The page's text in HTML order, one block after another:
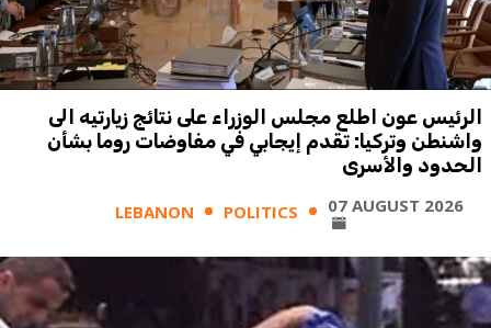
الرئيس عون اطلع مجلس الوزراء على نتائج زيارتيه الى
واشنطن وتركيا: تقدم إيجابي في مفاوضات روما بشأن
الحدود والأسرى
LEBANON POLITICS 07 AUGUST 2026